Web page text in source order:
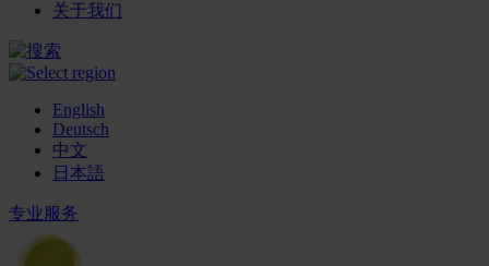
关于我们
English
Deutsch
中文
日本語
专业服务